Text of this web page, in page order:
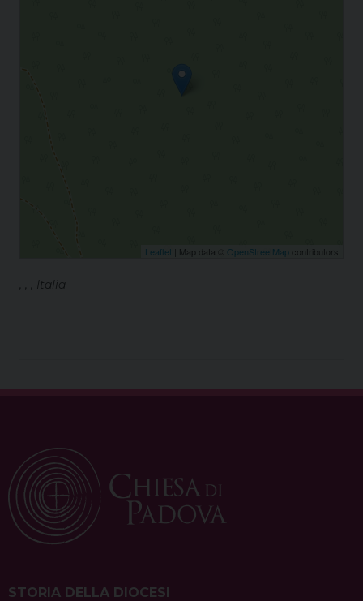
Leaflet | Map data © OpenStreetMap contributors
, , , Italia
STORIA DELLA DIOCESI